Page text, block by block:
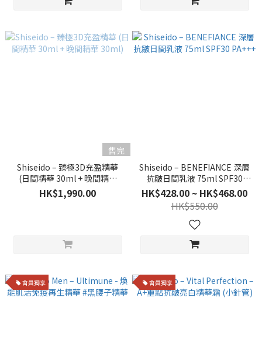
售完
Shiseido – 臻極3D充盈精華
(日間精華 30ml + 晚間精華
30ml)
HK$1,990.00
Shiseido – BENEFIANCE 深層
抗皺日間乳液 75ml SPF30
PA+++
HK$428.00 ~ HK$468.00
HK$550.00
會員獨享 會員獨享